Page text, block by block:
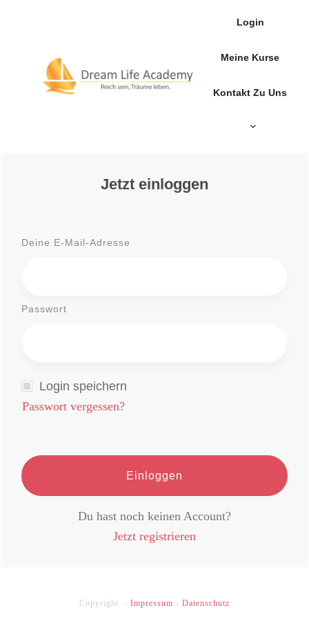
Login
Meine Kurse
Kontakt Zu Uns
Jetzt einloggen
Deine E-Mail-Adresse
Passwort
Login speichern
Passwort vergessen?
Einloggen
Du hast noch keinen Account?
Jetzt registrieren
Copyright - Impressum - Datenschutz